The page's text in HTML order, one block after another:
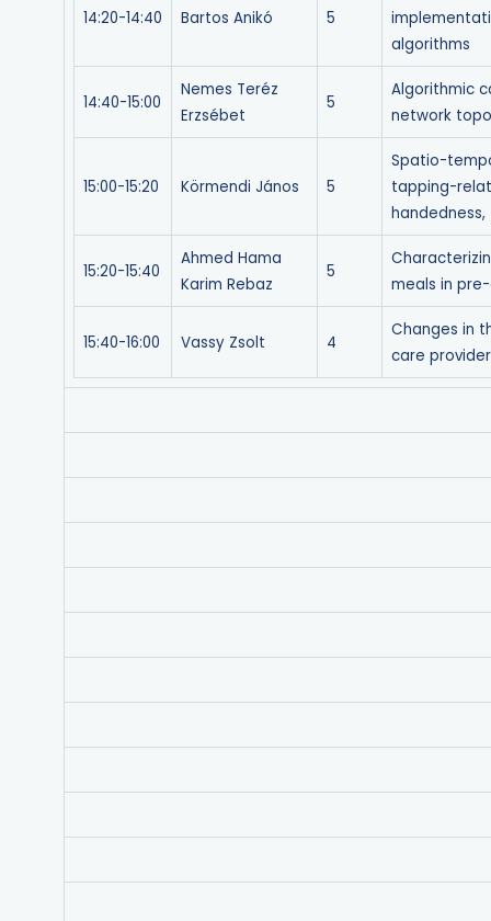
14:20-14:40 Bartos Anikó 5
algorithms
14:40-15:00
Nemes Teréz
Erzsébet
5
Algorithmic
network
15:00-15:20 Körmendi János 5
Spatio-
tapping-
15:20-15:40
Ahmed Hama
Karim Rebaz
5
meals in
15:40-16:00 Vassy Zsolt 4
Changes in
care